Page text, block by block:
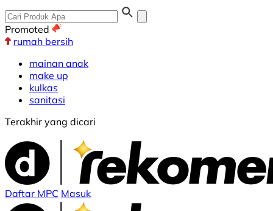
Promoted
rumah bersih
mainan anak
make up
kulkas
sanitasi
Terakhir yang dicari
Daftar MPC Masuk